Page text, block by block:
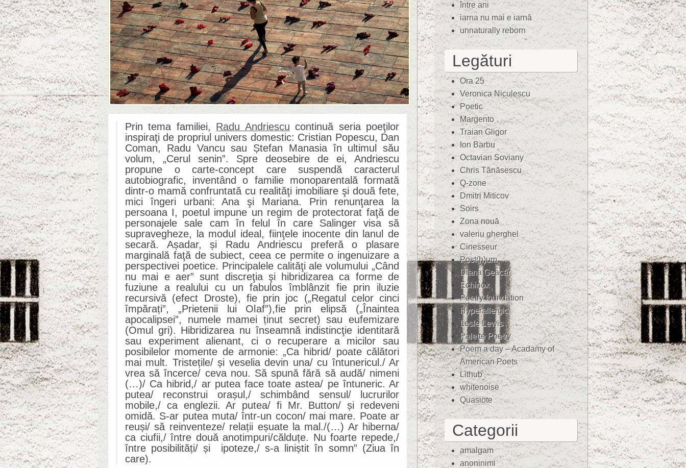
Prin tema familiei, Radu Andriescu continuă seria poeţilor
inspiraţi de propriul univers domestic: Cristian Popescu, Dan
Coman, Radu Vancu sau Ștefan Manasia în ultimul său
volum, „Cerul senin”. Spre deosebire de ei, Andriescu
propune o carte-concept care suspendă caracterul
autobiografic, inventând o familie monoparentală formată
dintr-o mamă confruntată cu realităţi imobiliare şi două fete,
mici îngeri urbani: Ana şi Mariana. Prin renunţarea la
persoana I, poetul impune un regim de protectorat faţă de
personajele sale cam în felul în care Salinger visa să
supravegheze, la modul ideal, fiinţele inocente din lanul de
secară. Așadar, și Radu Andriescu preferă o plasare
marginală faţă de subiect, ceea ce permite o ingenuizare a
perspectivei poetice. Principalele calităţi ale volumului „Când
nu mai e aer” sunt discreţia şi hibridizarea ca forme de
fuziune a realului cu un fabulos îmblânzit fie prin iluzie
recursivă (efect Droste), fie prin joc („Regatul celor cinci
împărați”, „Prietenii lui Olaf”),fie prin elipsă („Înaintea
apocalipsei”, numele mamei ținut secret) sau eufemizare
(Omul gri). Hibridizarea nu înseamnă indistincţie identitară
sau experiment alienant, ci o recuperare a micilor sau
posibilelor momente de armonie: „Ca hibrid/ poate călători
mai mult. Tristețile/ și veselia devin una/ cu întunericul./ Ar
vrea să încerce/ ceva nou. Să spună fără să audă/ nimeni
(…)/ Ca hibrid,/ ar putea face toate astea/ pe întuneric. Ar
putea/ reconstrui orașul,/ schimbând sensul/ lucrurilor
mobile,/ ca englezii. Ar putea/ fi Mr. Button/ și redeveni
omidă. S-ar putea muta/ într-un cocon/ mai mare. Poate ar
reuși/ să reinventeze/ relații eșuate la mal./(…) Ar hiberna/
ca ciufii,/ între două anotimpuri/călduțe. Nu foarte repede,/
între posibilități/ și ipoteze,/ s-a liniștit în somn” (Ziua în
care).
între ani
iarna nu mai e iarnă
unnaturally reborn
Legături
Ora 25
Veronica Niculescu
Poetic
Margento
Traian Gligor
Ion Barbu
Octavian Soviany
Chris Tănăsescu
Q-zone
Dmitri Miticov
Soirs
Zona nouă
valeriu gherghel
Cinesseur
Post(h)um
Diana Geacăr
Echinox
Poetry foundation
Hyperallergic
Lesle Lewis
Palette Poetry
Poem a day – Acadamy of
American Poets
Lithub
whitenoise
Quasiote
Categorii
amalgam
anoninimi